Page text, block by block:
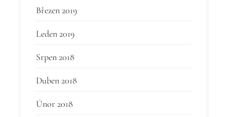
Březen 2019
Leden 2019
Srpen 2018
Duben 2018
Únor 2018